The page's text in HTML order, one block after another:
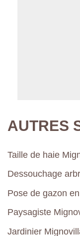
AUTRES
Taille de haie
Dessouchage
Pose de gazon
Paysagiste
Jardinier